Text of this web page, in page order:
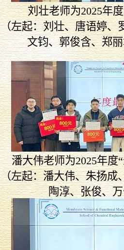
刘壮老师为2025年
（左起：刘壮、唐语婷、
文钧、郭俊含、郑
潘大伟老师为2025年度
（左起：潘大伟、朱扬成
陶淳、张俊、